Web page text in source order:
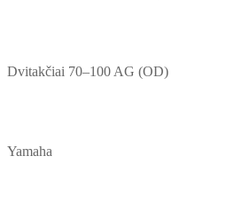
Dvitakčiai 70–100 AG (OD)
Yamaha